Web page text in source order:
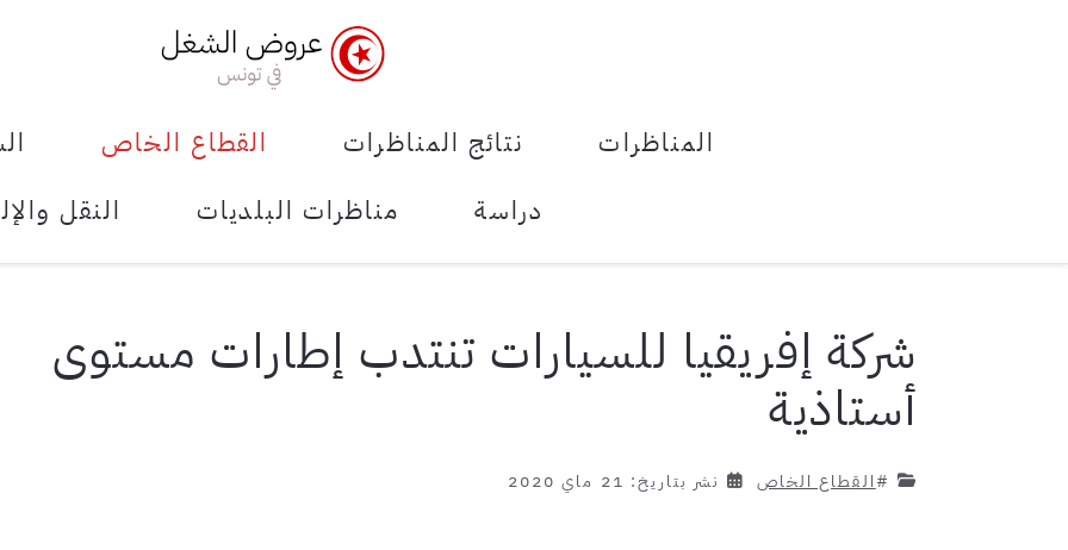
المناظرات نتائج المناظرات القطاع الخاص
دراسة
مناظرات البلديات النقل
شركة إفريقيا للسيارات تنتدب إطارات مستوى
أستاذية
#القطاع الخاص نشر بتاريخ: 21 ماي 2020